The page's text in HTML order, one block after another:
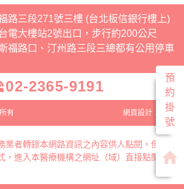
路三段271號三樓 (台北板信銀行樓上)
電大樓站2號出口，步行約200公尺
福路口、汀州路三段三總都有公用停車
02-2365-9191
有 網頁設計：威普
業者轉錄本網路資訊之內容供人點閱。但以
，進入本醫療機構之網址（域）直接點閱
預
約
掛
號
home